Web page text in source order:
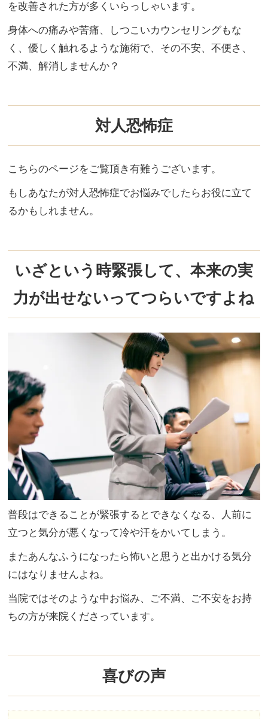
を改善された方が多くいらっしゃいます。
身体への痛みや苦痛、しつこいカウンセリングもな
く、優しく触れるような施術で、その不安、不便さ、
不満、解消しませんか？
対人恐怖症
こちらのページをご覧頂き有難うございます。
もしあなたが対人恐怖症でお悩みでしたらお役に立て
るかもしれません。
いざという時緊張して、本来の実
力が出せないってつらいですよね
普段はできることが緊張するとできなくなる、人前に
立つと気分が悪くなって冷や汗をかいてしまう。
またあんなふうになったら怖いと思うと出かける気分
にはなりませんよね。
当院ではそのような中お悩み、ご不満、ご不安をお持
ちの方が来院くださっています。
喜びの声